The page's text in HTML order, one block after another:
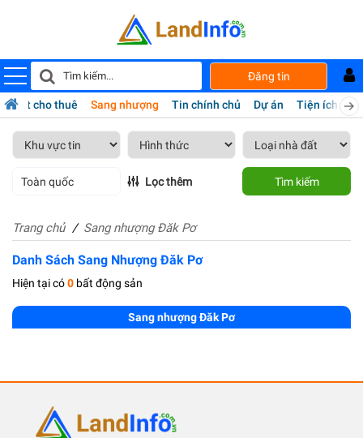
Đăng tin
đất cho thuê Sang nhượng Tin chính chủ Dự án Tiện ích
Toàn quốc Lọc thêm Tìm kiếm
Trang chủ Sang nhượng Đăk Pơ
Danh Sách Sang Nhượng Đăk Pơ
Hiện tại có0 bất động sản
Sang nhượng Đăk Pơ